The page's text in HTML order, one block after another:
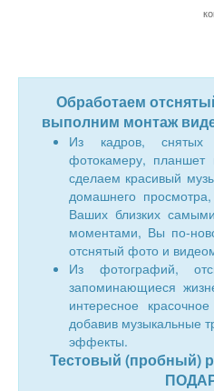
Обработаем
выполним монтаж
Из кадров,
фотокамеру,
сделаем красивый
домашнего
Ваших близких
моментами, Вы по-
отснятый фото и
Из фотографий,
запоминающиеся
интересное
добавив музыкальные
эффекты.
Тестовый (пробный)